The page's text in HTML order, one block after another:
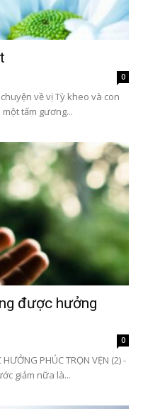
0
chuyện về vị Tỳ kheo và con
tấm gương...
được hưởng
0
PHÚC TRỌN VẸN (2) -
giảm nữa là...